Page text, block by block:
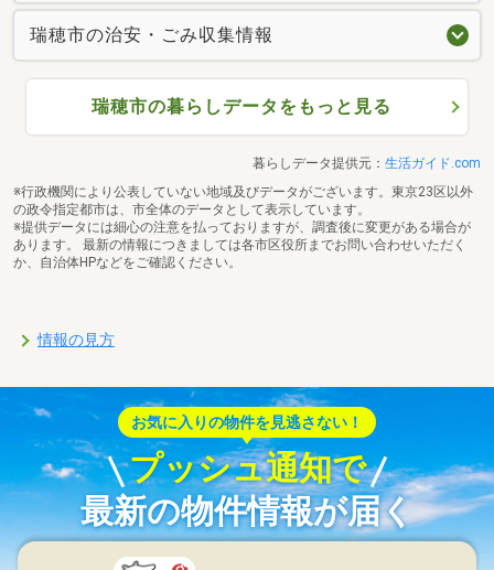
瑞穂市の治安・ごみ収集情報
瑞穂市の暮らしデータをもっと見る
暮らしデータ提供元： 生活ガイド.com
※行政機関により公表していない地域及びデータがございます。東京23区以外
の政令指定都市は、市全体のデータとして表示しています。
※提供データには細心の注意を払っておりますが、調査後に変更がある場合が
あります。 最新の情報につきましては各市区役所までお問い合わせいただく
か、自治体HPなどをご確認ください。
情報の見方
お気に入りの物件を見逃さない！
プッシュ通知で
最新の物件情報が届く